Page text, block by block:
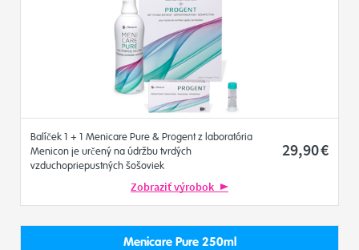
Balíček 1 + 1 Menicare Pure & Progent z laboratória
Menicon je určený na údržbu tvrdých
vzduchopriepustných šošoviek
29,90€
Zobraziť výrobok
Menicare Pure 250ml